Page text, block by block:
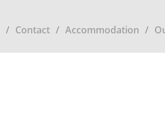
Contact Accommodation